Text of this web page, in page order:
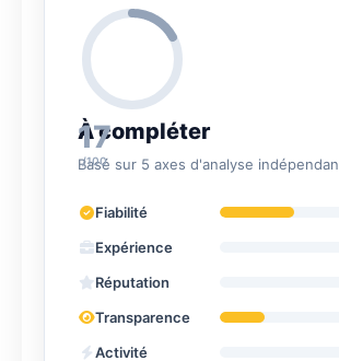
17
/100
À compléter
Basé sur 5 axes d'analyse
Fiabilité
Expérience
Réputation
Transparence
Activité